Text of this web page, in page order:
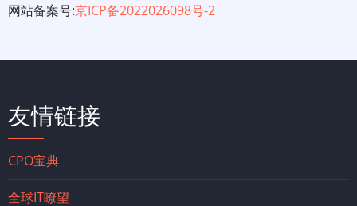
网站备案号:京ICP备2022026098号-2
友情链接
CPO宝典
全球IT瞭望